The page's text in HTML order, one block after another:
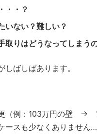
・・？
いない？難しい？
取りはどうなってしまう
ばしばあります。
（例：103万円の壁 →
ースも少なくありません…